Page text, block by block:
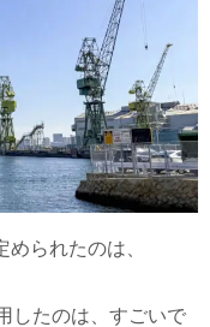
られたのは、
したのは、すごいで